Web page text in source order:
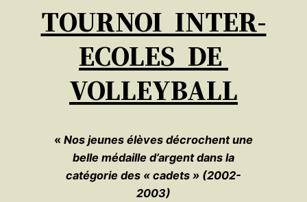
TOURNOI INTER-
ECOLES DE
VOLLEYBALL
« Nos jeunes élèves décrochent une
belle médaille d’argent dans la
catégorie des « cadets » (2002-
2003)